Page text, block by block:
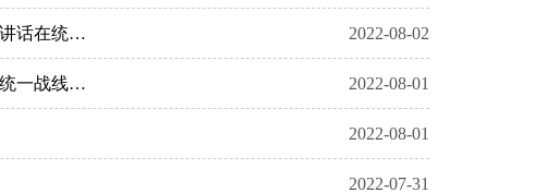
团结起来，为实现中华民族伟大复兴的中国梦不懈奋斗——习近平总书记在中央统战工作会议上的重要讲话在统一战线成员中引发热烈反响 2022-08-02
为奋进新征程凝聚人心汇聚力量——习近平总书记在中央统战工作会议上的重要讲话在广东统战系统和统一战线广大成员中引发热烈反响 2022-08-01
2022-08-01
2022-07-31